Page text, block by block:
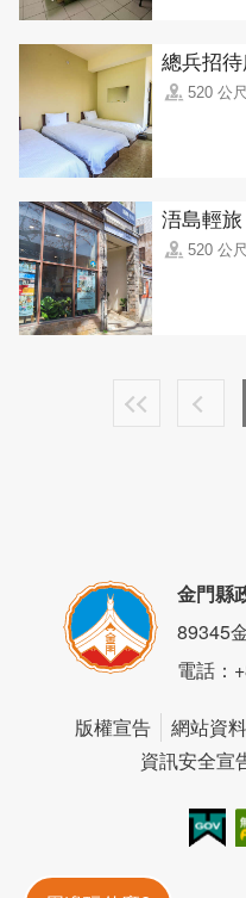
總兵招
520 公尺
浯島輕旅
520 公尺
金門縣
89345
電話：
版權宣告 網站資
資訊安全宣